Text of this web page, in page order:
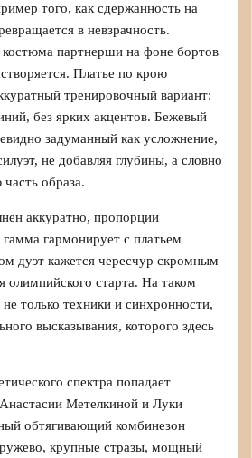
того, как сдержанность на
в невзрачность.
костюма партнерши на фоне бортов
Платье по крою
тренировочный вариант:
без ярких акцентов. Бежевый
задуманный как усложнение,
не добавляя глубины, а словно
образа.
аккуратно, пропорции
гармонирует с платьем
дуэт кажется чересчур скромным
олимпийского старта. На таком
только техники и синхронности,
высказывания, которого здесь
спектра попадает
Метелкиной и Луки
обтягивающий комбинезон
крупные стразы, мощный